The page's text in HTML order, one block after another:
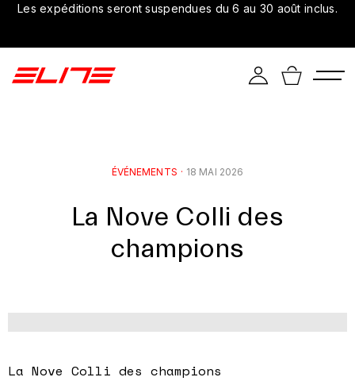
Les expéditions seront suspendues du 6 au 30 août inclus.
ÉVÉNEMENTS · 18 MAI 2026
La Nove Colli des
champions
La Nove Colli des champions